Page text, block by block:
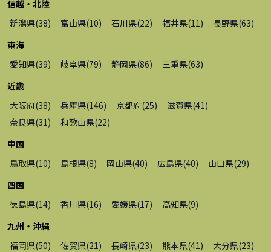
信越・北陸
新潟県(38) 富山県(10) 石川県(22) 福井県(11 ) 長野県(63)
東海
愛知県(39) 岐阜県(79) 静岡県(86) 三重県(63)
近畿
大阪府(38) 兵庫県(146) 京都府(25) 滋賀県(41 )
奈良県(31 ) 和歌山県(22)
中国
鳥取県(10) 島根県(8) 岡山県(40) 広島県(40) 山口県(29)
四国
徳島県(14) 香川県(16) 愛媛県(17) 高知県(9)
九州・沖縄
福岡県(50) 佐賀県(21 ) 長崎県(23) 熊本県(41 ) 大分県(23)